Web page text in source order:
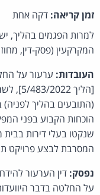
זמן קריאה: דקה אחת
למרות הפגמים בהליך,
המקרקעין (פסק-דין,
העובדות: ערעור על
[הליך
הוכחות הקבוע בפני
שנקטו בעלי דירות
המסרבת לבצע פרויקט
נפסק: דין הערעור
על החלטה בדבר